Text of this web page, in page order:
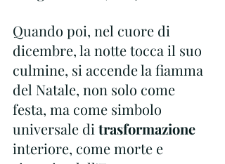
Quando poi, nel cuore di
dicembre, la notte tocca il suo
culmine, si accende la fiamma
del Natale, non solo come
festa, ma come simbolo
universale di trasformazione
interiore, come morte e